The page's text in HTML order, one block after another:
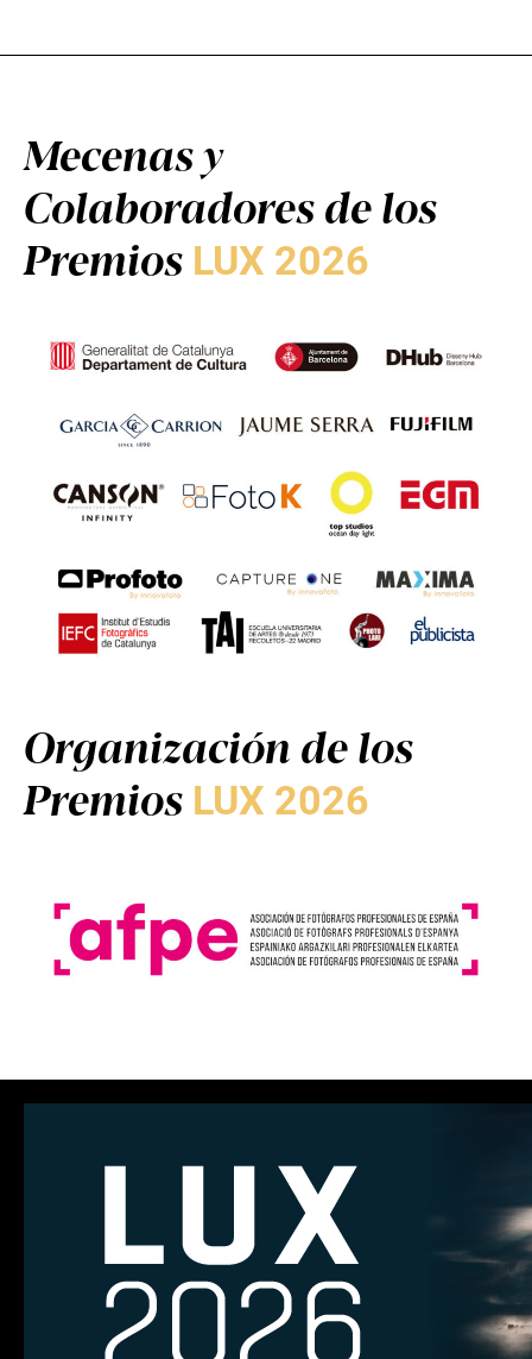
Mecenas y
Colaboradores de los
Premios LUX 2026
Organización de los
Premios LUX 2026